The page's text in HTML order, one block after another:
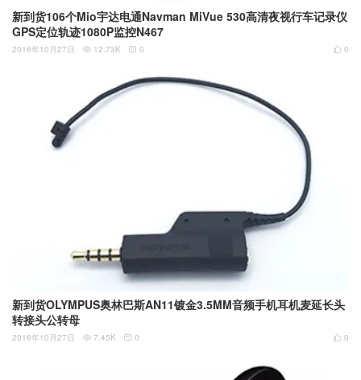
新到货106个Mio宇达电通Navman MiVue 530高清夜视行车记录仪
GPS定位轨迹1080P监控N467
 0
2016年10月27日  12.73K  0
新到货OLYMPUS奥林巴斯AN11镀金3.5MM音频手机耳机麦延长头
转接头公转母
 0
2016年10月27日  7.45K  0